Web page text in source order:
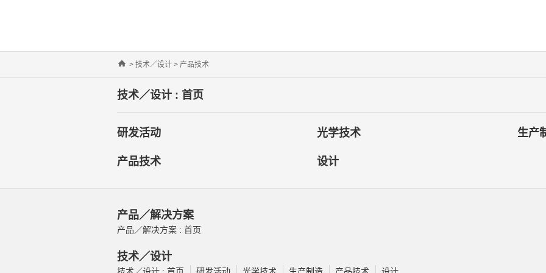
Home
> 技术／设计> 产品技术
技术／设计 : 首页
研发活动 光学技术 生产
产品技术 设计
产品／解决方案
产品／解决方案 : 首页
技术／设计